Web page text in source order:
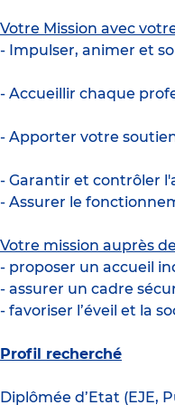
Votre Mission avec
- Impulser, animer et
- Accueillir chaque
- Apporter votre
- Garantir et contrôler
- Assurer le
Votre mission auprès
- proposer un accueil
- assurer un cadre
- favoriser l’éveil et la
Profil recherché
Diplômée d’Etat (EJE,